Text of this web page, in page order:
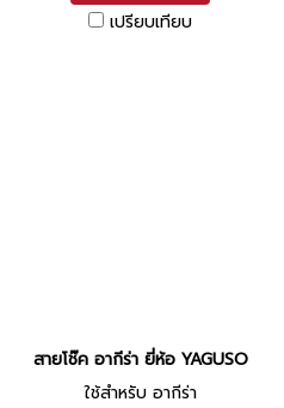
เปรียบเทียบ
สายโช๊ค อากีร่า ยี่ห้อ YAGUSO
ใช้สำหรับ อากีร่า